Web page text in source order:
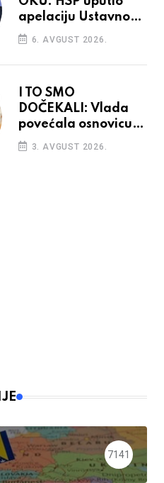
apelaciju Ustavnom
sudu BiH
6. AVGUST 2026.
I TO SMO
DOČEKALI: Vlada
povećala osnovicu
za obračun plaća
budžetskim
3. AVGUST 2026.
7141